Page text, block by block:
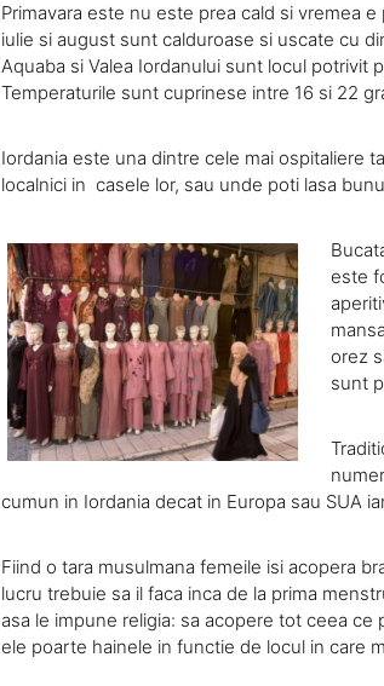
Primavara este nu este prea cald si vremea
iulie si august sunt calduroase si uscate cu
Aquaba si Valea Iordanului sunt locul potrivit
Temperaturile sunt cuprinese intre 16 si 22
Iordania este una dintre cele mai ospitaliere
localnici in casele lor, sau unde poti lasa
este
orez
sunt
cumun in Iordania decat in Europa sau SUA
Fiind o tara musulmana femeile isi acopera
lucru trebuie sa il faca inca de la prima
asa le impune religia: sa acopere tot ceea
ele poarte hainele in functie de locul in care